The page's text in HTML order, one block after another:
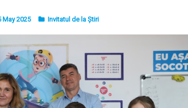
May 2025 Invitatul de la Știri